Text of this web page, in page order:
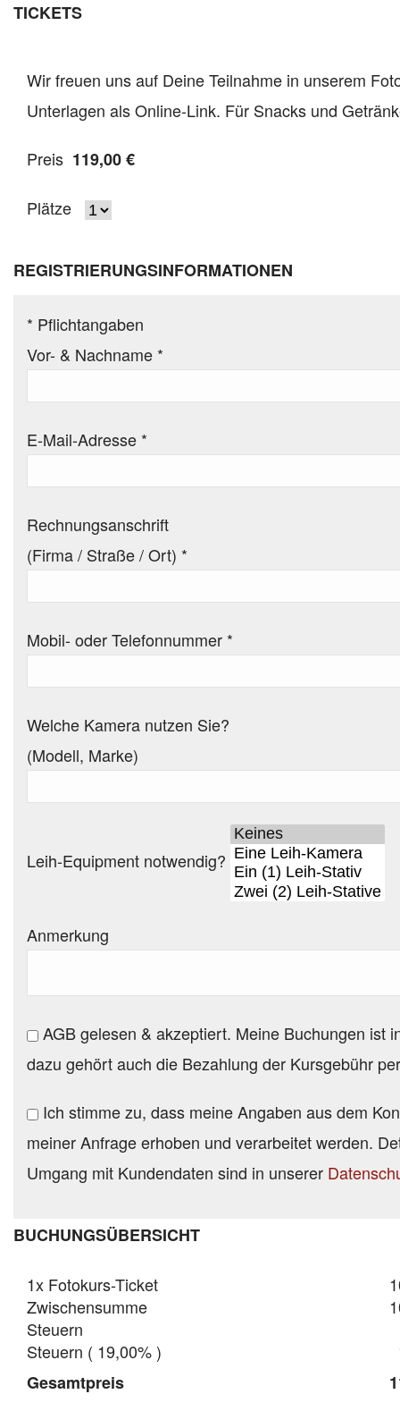
TICKETS
Wir freuen uns auf Deine Teilnahme in unserem
Unterlagen als Online-Link. Für Snacks und
Preis 119,00 €
Plätze
REGISTRIERUNGSINFORMATIONEN
* Pflichtangaben
Vor- & Nachname *
E-Mail-Adresse *
Rechnungsanschrift
(Firma / Straße / Ort) *
Mobil- oder Telefonnummer *
Welche Kamera nutzen Sie?
(Modell, Marke)
Leih-Equipment notwendig?
Anmerkung
AGB gelesen & akzeptiert. Meine Buchungen ist
dazu gehört auch die Bezahlung der Kursgebühr
Ich stimme zu, dass meine Angaben aus dem
meiner Anfrage erhoben und verarbeitet werden.
Umgang mit Kundendaten sind in unserer
BUCHUNGSÜBERSICHT
1x Fotokurs-Ticket
Zwischensumme
Steuern
Steuern ( 19,00% )
Gesamtpreis